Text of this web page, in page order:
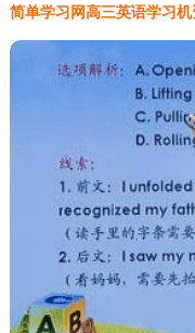
简单学习网高三英语学习